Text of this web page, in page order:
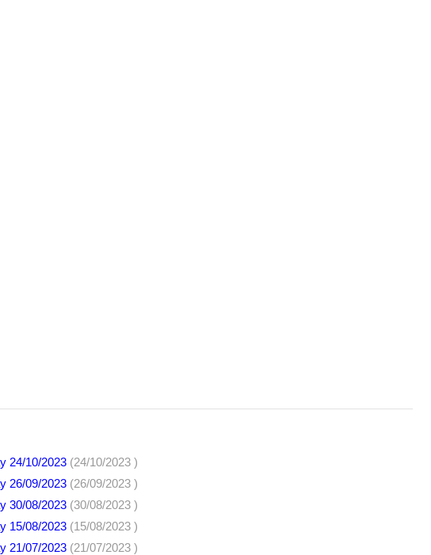
24/10/2023 (24/10/2023 )
26/09/2023 (26/09/2023 )
30/08/2023 (30/08/2023 )
15/08/2023 (15/08/2023 )
21/07/2023 (21/07/2023 )